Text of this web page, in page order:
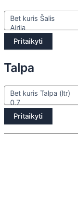
Pritaikyti
Talpa
Pritaikyti